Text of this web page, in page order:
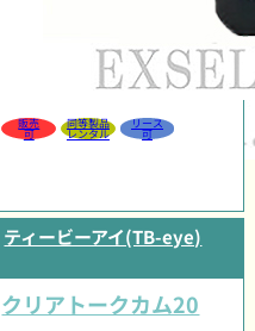
販売
可
同等製品
レンタル
リース
可
ティービーアイ(TB-eye)
クリアトークカム20